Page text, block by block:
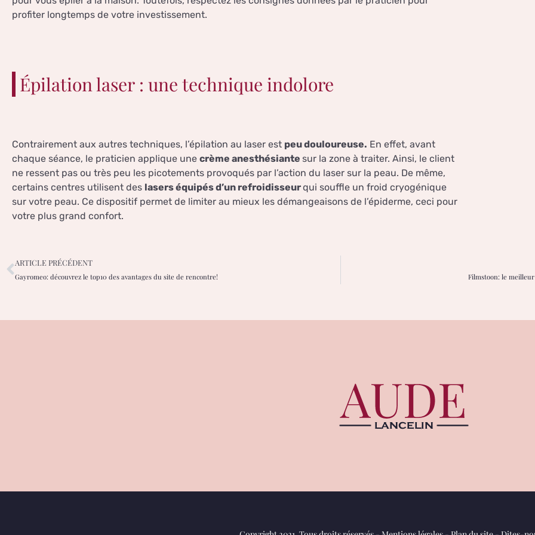
profiter longtemps de votre investissement.
Épilation laser : une technique indolore
Contrairement aux autres techniques, l’épilation au laser est peu douloureuse. En effet, avant
chaque séance, le praticien applique une crème anesthésiante sur la zone à traiter. Ainsi, le client
ne ressent pas ou très peu les picotements provoqués par l’action du laser sur la peau. De même,
certains centres utilisent des lasers équipés d’un refroidisseurqui souffle un froid cryogénique
sur votre peau. Ce dispositif permet de limiter au mieux les démangeaisons de l’épiderme, ceci pour
votre plus grand confort.
ARTICLE PRÉCÉDENT
Gayromeo: découvrez le top10 des avantages du site de rencontre! Filmstoon: le